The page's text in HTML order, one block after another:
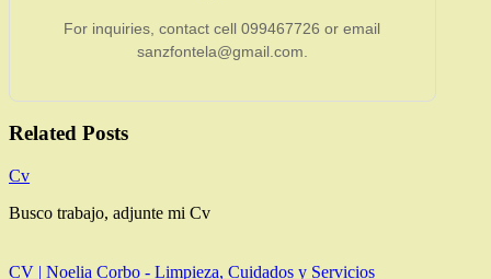
For inquiries, contact cell 099467726 or email
sanzfontela@gmail.com.
Related Posts
Cv
Busco trabajo, adjunte mi Cv
CV | Noelia Corbo - Limpieza, Cuidados y Servicios